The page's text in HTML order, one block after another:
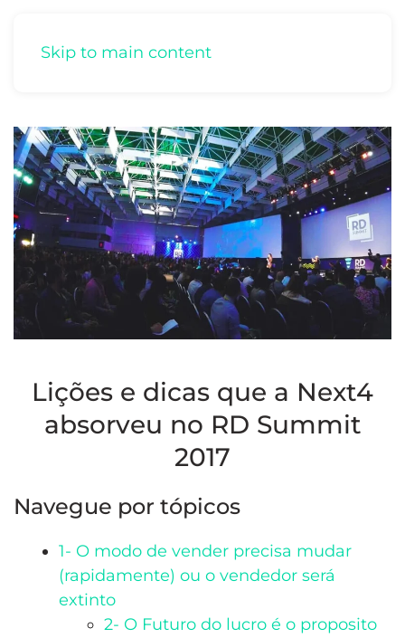
Skip to main content
Lições e dicas que a Next4
absorveu no RD Summit
2017
Navegue por tópicos
1- O modo de vender precisa mudar
(rapidamente) ou o vendedor será
extinto
2- O Futuro do lucro é o proposito